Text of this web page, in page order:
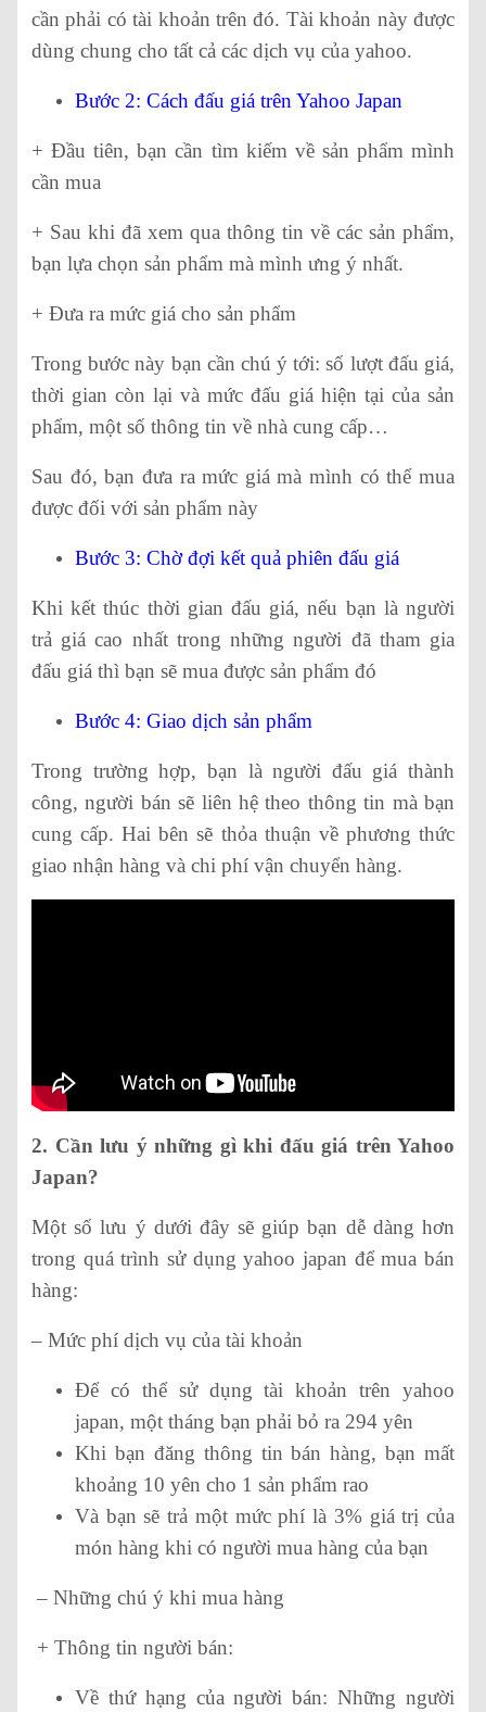
cần phải có tài khoản trên đó. Tài khoản này được
dùng chung cho tất cả các dịch vụ của yahoo.
Bước 2: Cách đấu giá trên Yahoo Japan
+ Đầu tiên, bạn cần tìm kiếm về sản phẩm mình
cần mua
+ Sau khi đã xem qua thông tin về các sản phẩm,
bạn lựa chọn sản phẩm mà mình ưng ý nhất.
+ Đưa ra mức giá cho sản phẩm
Trong bước này bạn cần chú ý tới: số lượt đấu giá,
thời gian còn lại và mức đấu giá hiện tại của sản
phẩm, một số thông tin về nhà cung cấp…
Sau đó, bạn đưa ra mức giá mà mình có thể mua
được đối với sản phẩm này
Bước 3: Chờ đợi kết quả phiên đấu giá
Khi kết thúc thời gian đấu giá, nếu bạn là người
trả giá cao nhất trong những người đã tham gia
đấu giá thì bạn sẽ mua được sản phẩm đó
Bước 4: Giao dịch sản phẩm
Trong trường hợp, bạn là người đấu giá thành
công, người bán sẽ liên hệ theo thông tin mà bạn
cung cấp. Hai bên sẽ thỏa thuận về phương thức
giao nhận hàng và chi phí vận chuyển hàng.
2. Cần lưu ý những gì khi đấu giá trên Yahoo
Japan?
Một số lưu ý dưới đây sẽ giúp bạn dễ dàng hơn
trong quá trình sử dụng yahoo japan để mua bán
hàng:
– Mức phí dịch vụ của tài khoản
Để có thể sử dụng tài khoản trên yahoo
japan, một tháng bạn phải bỏ ra 294 yên
Khi bạn đăng thông tin bán hàng, bạn mất
khoảng 10 yên cho 1 sản phẩm rao
Và bạn sẽ trả một mức phí là 3% giá trị của
món hàng khi có người mua hàng của bạn
– Những chú ý khi mua hàng
+ Thông tin người bán:
Về thứ hạng của người bán: Những người